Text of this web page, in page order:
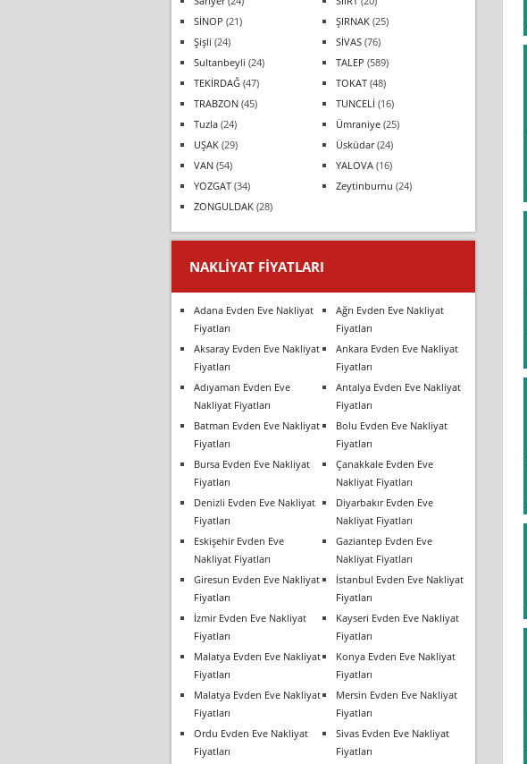
SİNOP (21) ŞIRNAK (25)
Şişli (24) SİVAS (76)
Sultanbeyli (24) TALEP (589)
TEKİRDAĞ (47) TOKAT (48)
TRABZON (45) TUNCELİ (16)
Tuzla (24) Ümraniye (25)
UŞAK (29) Üsküdar(24)
VAN (54) YALOVA (16)
YOZGAT (34) Zeytinburnu (24)
ZONGULDAK (28)
NAKLIYAT FIYATLARI
Adana Evden Eve Nakliyat
Fiyatları
Ağrı Evden Eve Nakliyat
Fiyatları
Aksaray Evden Eve Nakliyat
Fiyatları
Ankara Evden Eve Nakliyat
Fiyatları
Adıyaman Evden Eve
Nakliyat Fiyatları
Antalya Evden Eve Nakliyat
Fiyatları
Batman Evden Eve Nakliyat
Fiyatları
Bolu Evden Eve Nakliyat
Fiyatları
Bursa Evden Eve Nakliyat
Fiyatları
Çanakkale Evden Eve
Nakliyat Fiyatları
Denizli Evden Eve Nakliyat
Fiyatları
Diyarbakır Evden Eve
Nakliyat Fiyatları
Eskişehir Evden Eve
Nakliyat Fiyatları
Gaziantep Evden Eve
Nakliyat Fiyatları
Giresun Evden Eve Nakliyat
Fiyatları
İstanbul Evden Eve Nakliyat
Fiyatları
İzmir Evden Eve Nakliyat
Fiyatları
Kayseri Evden Eve Nakliyat
Fiyatları
Malatya Evden Eve Nakliyat
Fiyatları
Konya Evden Eve Nakliyat
Fiyatları
Malatya Evden Eve Nakliyat
Fiyatları
Mersin Evden Eve Nakliyat
Fiyatları
Ordu Evden Eve Nakliyat
Fiyatları
Sivas Evden Eve Nakliyat
Fiyatları